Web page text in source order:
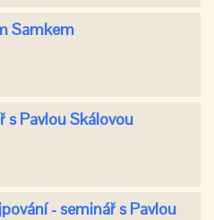
Samkem
s Pavlou Skálovou
- seminář s Pavlou